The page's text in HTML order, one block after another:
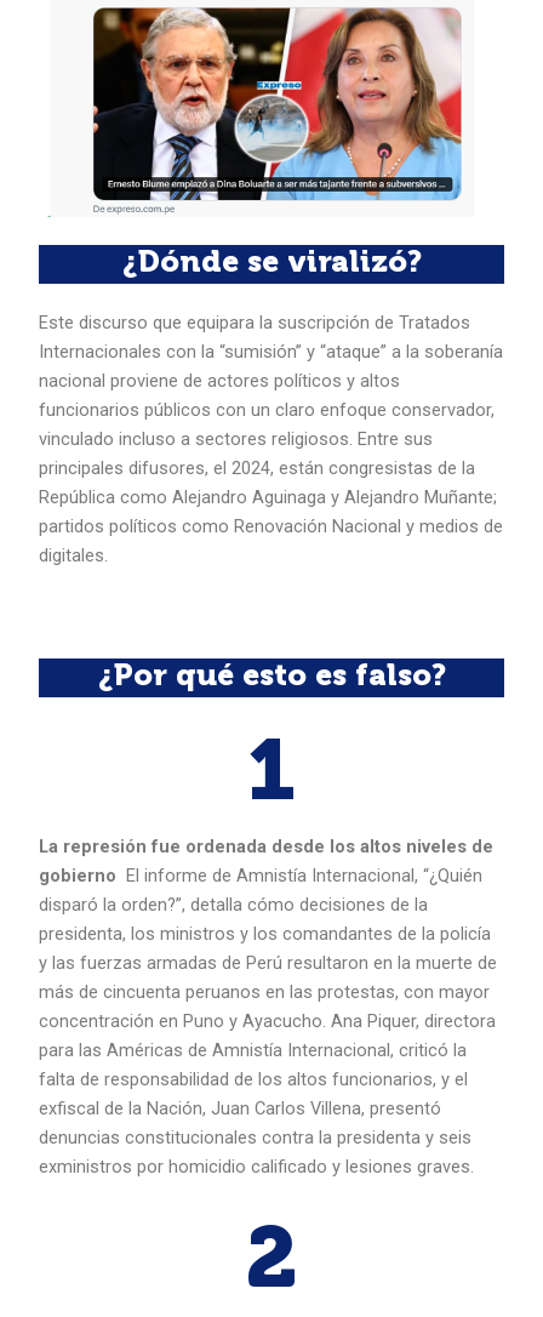
¿Dónde se viralizó?
Este discurso que equipara la suscripción de Tratados
Internacionales con la “sumisión” y “ataque” a la soberanía
nacional proviene de actores políticos y altos
funcionarios públicos con un claro enfoque conservador,
vinculado incluso a sectores religiosos. Entre sus
principales difusores, el 2024, están congresistas de la
República como Alejandro Aguinaga y Alejandro Muñante;
partidos políticos como Renovación Nacional y medios de
digitales.
¿Por qué esto es falso?
1
La represión fue ordenada desde los altos niveles de
gobiernoEl informe de Amnistía Internacional, “¿Quién
disparó la orden?”, detalla cómo decisiones de la
presidenta, los ministros y los comandantes de la policía
y las fuerzas armadas de Perú resultaron en la muerte de
más de cincuenta peruanos en las protestas, con mayor
concentración en Puno y Ayacucho. Ana Piquer, directora
para las Américas de Amnistía Internacional, criticó la
falta de responsabilidad de los altos funcionarios, y el
exfiscal de la Nación, Juan Carlos Villena, presentó
denuncias constitucionales contra la presidenta y seis
exministros por homicidio calificado y lesiones graves.
2